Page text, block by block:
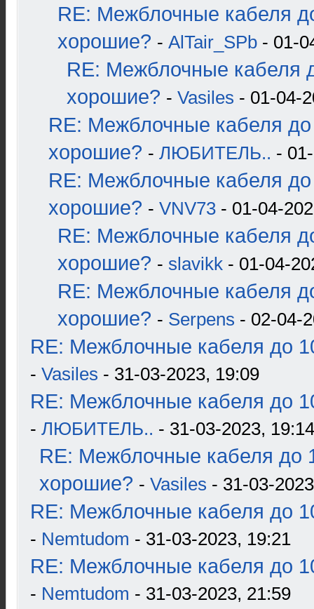
RE: Межблочные кабеля
хорошие? - AlTair_SPb - 01-
RE: Межблочные кабеля
хорошие? - Vasiles - 01-04-
RE: Межблочные кабеля до
хорошие? - ЛЮБИТЕЛЬ.. -
RE: Межблочные кабеля до
хорошие? - VNV73 - 01-04-
RE: Межблочные кабеля
хорошие? - slavikk - 01-04-
RE: Межблочные кабеля
хорошие? - Serpens - 02-04-
RE: Межблочные кабеля до
- Vasiles - 31-03-2023, 19:09
RE: Межблочные кабеля до
- ЛЮБИТЕЛЬ.. - 31-03-2023, 19:14
RE: Межблочные кабеля до
хорошие? - Vasiles - 31-03-
RE: Межблочные кабеля до
- Nemtudom - 31-03-2023, 19:21
RE: Межблочные кабеля до
- Nemtudom - 31-03-2023, 21:59